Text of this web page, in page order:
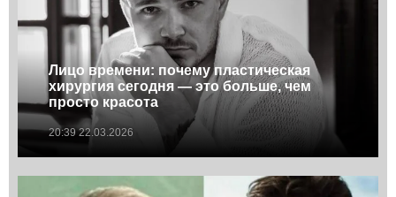
Лицо времени: почему пластическая
хирургия сегодня — это больше, чем
просто красота
20:39 22.03.2026